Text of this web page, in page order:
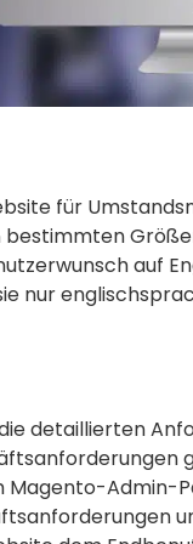
für
auf
nur
detaillierten
Admin-